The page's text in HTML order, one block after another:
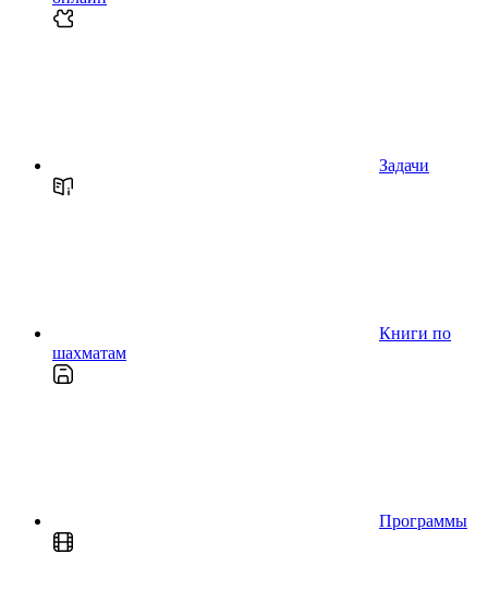
Задачи
Книги по
шахматам
Программы